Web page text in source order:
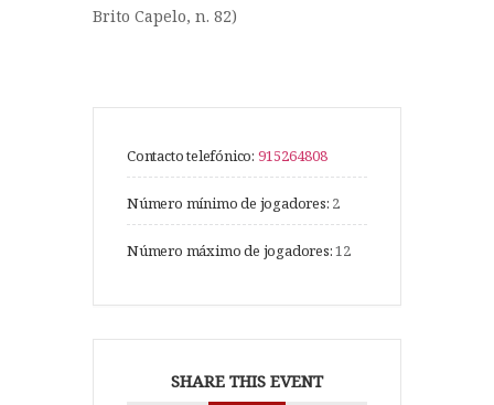
Brito Capelo, n. 82)
Contacto telefónico: 915264808
Número mínimo de jogadores: 2
Número máximo de jogadores:12
SHARE THIS EVENT